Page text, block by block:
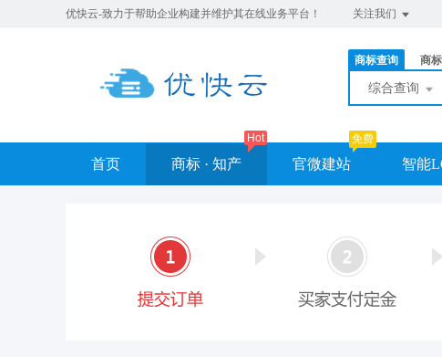
优快云-致力于帮助企业构建并维护其在线业务平台！ 关注我们
商标查询 商
综合查询
首页 商标 · 知产
Hot
官微建站
免费
智能